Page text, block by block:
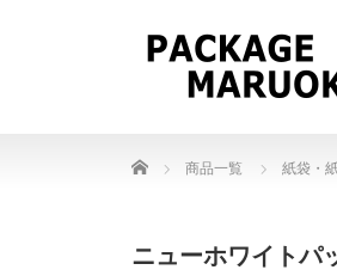
Home 商品一覧 紙袋・
ニューホワイトパ